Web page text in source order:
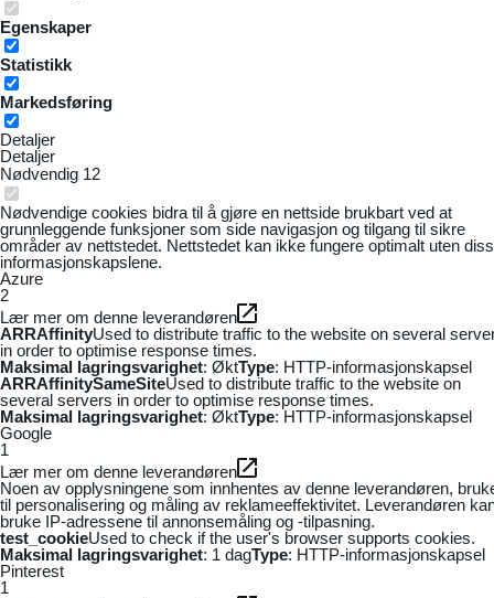
Egenskaper
Statistikk
Markedsføring
Detaljer
Detaljer
Nødvendig 12
Nødvendige cookies bidra til å gjøre en nettside brukbart ved at
grunnleggende funksjoner som side navigasjon og tilgang til sikre
områder av nettstedet. Nettstedet kan ikke fungere optimalt uten
informasjonskapslene.
Azure
2
Lær mer om denne leverandøren
ARRAffinityUsed to distribute traffic to the website on several
in order to optimise response times.
Maksimal lagringsvarighet: ØktType: HTTP-informasjonskapsel
ARRAffinitySameSiteUsed to distribute traffic to the website on
several servers in order to optimise response times.
Maksimal lagringsvarighet: ØktType: HTTP-informasjonskapsel
Google
1
Lær mer om denne leverandøren
Noen av opplysningene som innhentes av denne leverandøren,
til personalisering og måling av reklameeffektivitet. Leverandøren
bruke IP-adressene til annonsemåling og -tilpasning.
test_cookieUsed to check if the user's browser supports cookies.
Maksimal lagringsvarighet: 1 dagType: HTTP-informasjonskapsel
Pinterest
1